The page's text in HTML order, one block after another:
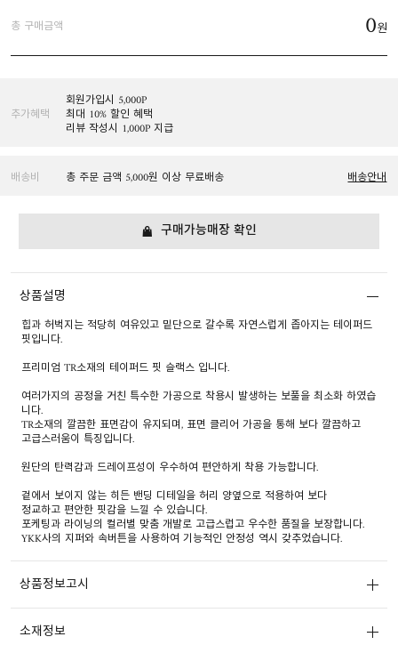
총 구매금액 0원
추가혜택
회원가입시 5,000P
최대 10% 할인 혜택
리뷰 작성시 1,000P 지급
배송비 총 주문 금액 5,000원 이상 무료배송 배송안내
구매가능매장 확인
상품설명
힙과 허벅지는 적당히 여유있고 밑단으로 갈수록 자연스럽게 좁아지는 테이퍼드
핏입니다.
프리미엄 TR소재의 테이퍼드 핏 슬랙스 입니다.
여러가지의 공정을 거친 특수한 가공으로 착용시 발생하는 보풀을 최소화 하였습
니다.
TR소재의 깔끔한 표면감이 유지되며, 표면 클리어 가공을 통해 보다 깔끔하고
고급스러움이 특징입니다.
원단의 탄력감과 드레이프성이 우수하여 편안하게 착용 가능합니다.
겉에서 보이지 않는 히든 밴딩 디테일을 허리 양옆으로 적용하여 보다
정교하고 편안한 핏감을 느낄 수 있습니다.
포케팅과 라이닝의 컬러별 맞춤 개발로 고급스럽고 우수한 품질을 보장합니다.
YKK사의 지퍼와 속버튼을 사용하여 기능적인 안정성 역시 갖추었습니다.
상품정보고시
소재정보